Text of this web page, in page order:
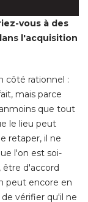
côté rationnel :
mais parce
que tout
retaper, il ne
l'on est soi-
être d'accord
encore en
vérifier qu'il ne
d'une
déjà, il faut
La
fiscaux. Alors,